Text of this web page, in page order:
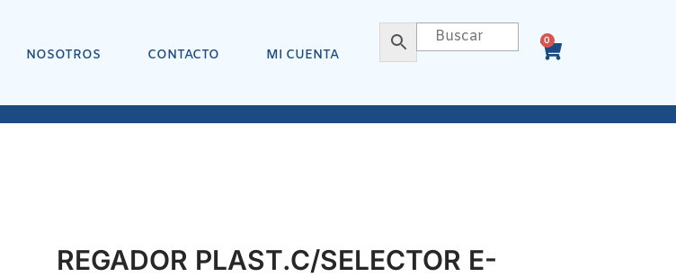
NOSOTROS CONTACTO MI CUENTA
0
REGADOR PLAST.C/SELECTOR E-